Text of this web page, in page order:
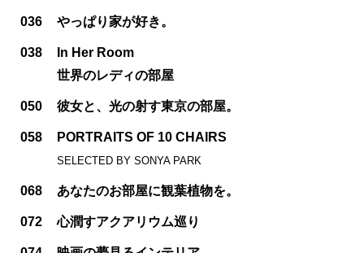
036 やっぱり家が好き。
038
In Her Room
世界のレディの部屋
050 彼女と、光の射す東京の部屋。
058 PORTRAITS OF 10 CHAIRS
SELECTED BY SONYA PARK
068 あなたのお部屋に観葉植物を。
072 心潤すアクアリウム巡り